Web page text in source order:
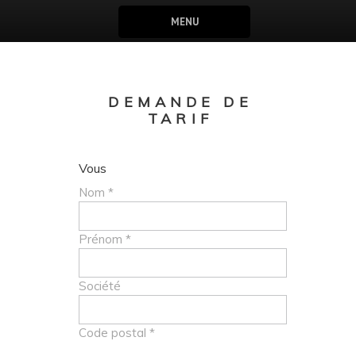
MENU
DEMANDE DE
TARIF
Vous
Nom *
Prénom *
Société
Code postal *